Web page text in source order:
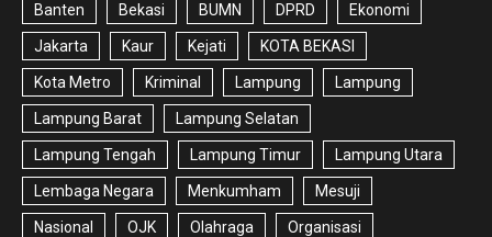
Banten Bekasi BUMN DPRD Ekonomi
Jakarta Kaur Kejati KOTA BEKASI
Kota Metro Kriminal Lampung Lampung
Lampung Barat Lampung Selatan
Lampung Tengah Lampung Timur Lampung Utara
Lembaga Negara Menkumham Mesuji
Nasional OJK Olahraga Organisasi